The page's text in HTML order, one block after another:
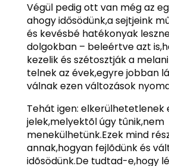
Végül pedig ott van még az
ahogy idősödünk,a sejtjeink
és kevésbé hatékonyak
dolgokban – beleértve azt
kezelik és szétosztják a
telnek az évek,egyre jobban
válnak ezen változások
Tehát igen: elkerülhetetlenek
jelek,melyektõl úgy tûnik,nem
menekülhetünk.Ezek mind
annak,hogyan fejlõdünk és
idõsödünk.De tudtad-e,hogy